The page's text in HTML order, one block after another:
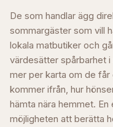
De som handlar ägg
sommargäster som vill
lokala matbutiker och
värdesätter spårbarhet
mer per karta om de får
kommer ifrån, hur
hämta nära hemmet.
möjligheten att berätta